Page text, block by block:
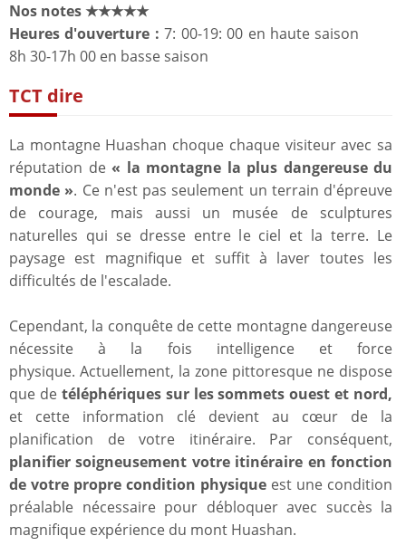
Nos notes ★★★★★
Heures d'ouverture : 7: 00-19: 00 en haute saison
8h 30-17h 00 en basse saison
TCT dire
La montagne Huashan choque chaque visiteur avec sa
réputation de« la montagne la plus dangereuse du
monde ». Ce n'est pas seulement un terrain d'épreuve
de courage, mais aussi un musée de sculptures
naturelles qui se dresse entre le ciel et la terre. Le
paysage est magnifique et suffit à laver toutes les
difficultés de l'escalade.
Cependant, la conquête de cette montagne dangereuse
nécessite à la fois intelligence et force
physique. Actuellement, la zone pittoresque ne dispose
que detéléphériques sur les sommets ouest et nord,
et cette information clé devient au cœur de la
planification de votre itinéraire. Par conséquent,
planifier soigneusement votre itinéraire en fonction
de votre propre condition physique est une condition
préalable nécessaire pour débloquer avec succès la
magnifique expérience du mont Huashan.